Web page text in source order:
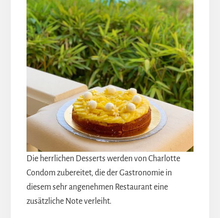
Die herrlichen Desserts werden von Charlotte
Condom zubereitet, die der Gastronomie in
diesem sehr angenehmen Restaurant eine
zusätzliche Note verleiht.